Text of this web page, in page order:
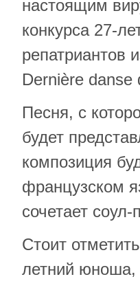
настоящим
конкурса 27-
репатриантов
Dernière
Песня, с
будет
композиция
французском
сочетает
Стоит
летний юноша,